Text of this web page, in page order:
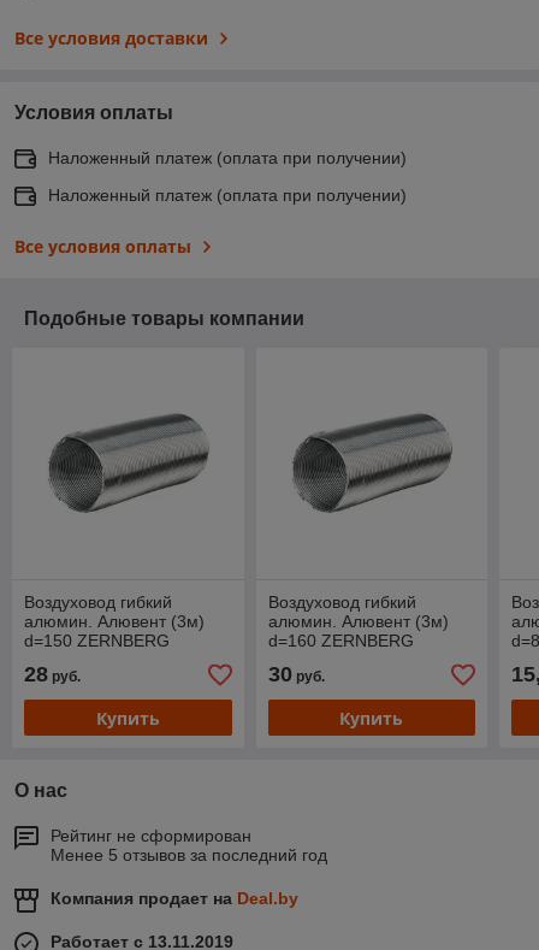
Все условия доставки
Условия оплаты
Наложенный платеж (оплата при получении)
Наложенный платеж (оплата при получении)
Все условия оплаты
Подобные товары компании
Воздуховод гибкий
алюмин. Алювент (3м)
d=150 ZERNBERG
28 руб.
Купить
Воздуховод гибкий
алюмин. Алювент (3м)
d=160 ZERNBERG
30руб.
Купить
О нас
Рейтинг не сформирован
Менее 5 отзывов за последний год
Компания продает на Deal.by
Работает с 13.11.2019